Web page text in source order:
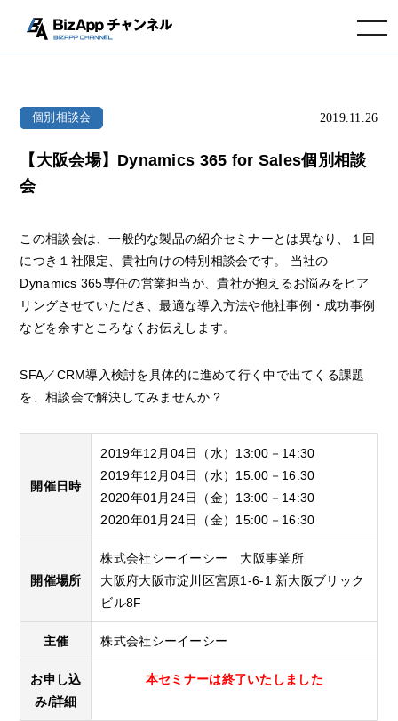
toggle navigation
個別相談会 2019.11.26
【大阪会場】Dynamics 365 for Sales個別相談
会
この相談会は、一般的な製品の紹介セミナーとは異なり、１回
につき１社限定、貴社向けの特別相談会です。 当社の
Dynamics 365専任の営業担当が、貴社が抱えるお悩みをヒア
リングさせていただき、最適な導入方法や他社事例・成功事例
などを余すところなくお伝えします。
SFA／CRM導入検討を具体的に進めて行く中で出てくる課題
を、相談会で解決してみませんか？
開催日時
2019年12月04日（水）13:00－14:30
2019年12月04日（水）15:00－16:30
2020年01月24日（金）13:00－14:30
2020年01月24日（金）15:00－16:30
開催場所
株式会社シーイーシー 大阪事業所
大阪府大阪市淀川区宮原1-6-1 新大阪ブリック
ビル8F
主催 株式会社シーイーシー
お申し込
み/詳細
本セミナーは終了いたしました